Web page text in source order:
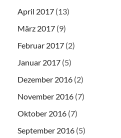
April 2017 (13)
März 2017 (9)
Februar 2017 (2)
Januar 2017 (5)
Dezember 2016 (2)
November 2016 (7)
Oktober 2016 (7)
September 2016 (5)